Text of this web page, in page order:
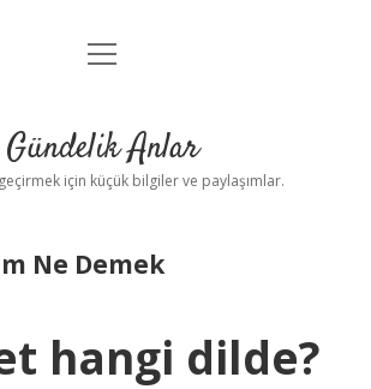
Anasayfa
Yasal Uyarı
menüyü
Gündelik Anlar
için küçük bilgiler ve paylaşımlar.
Ne Demek
hangi dilde?